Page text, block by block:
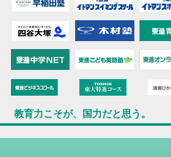
教育力こそが、国力だと思う。